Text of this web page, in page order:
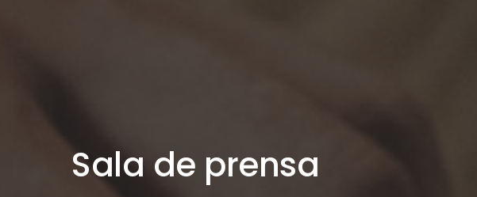
Sala de prensa